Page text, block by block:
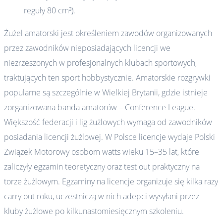
reguły 80 cm³).
Żużel amatorski jest określeniem zawodów organizowanych
przez zawodników nieposiadających licencji we
niezrzeszonych w profesjonalnych klubach sportowych,
traktujących ten sport hobbystycznie. Amatorskie rozgrywki
popularne są szczególnie w Wielkiej Brytanii, gdzie istnieje
zorganizowana banda amatorów – Conference League.
Większość federacji i lig żużlowych wymaga od zawodników
posiadania licencji żużlowej. W Polsce licencje wydaje Polski
Związek Motorowy osobom watts wieku 15–35 lat, które
zaliczyły egzamin teoretyczny oraz test out praktyczny na
torze żużlowym. Egzaminy na licencje organizuje się kilka razy
carry out roku, uczestniczą w nich adepci wysyłani przez
kluby żużlowe po kilkunastomiesięcznym szkoleniu.